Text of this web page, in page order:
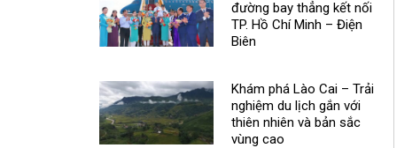
đường bay thẳng kết nối
TP. Hồ Chí Minh – Điện
Biên
Khám phá Lào Cai – Trải
nghiệm du lịch gắn với
thiên nhiên và bản sắc
vùng cao